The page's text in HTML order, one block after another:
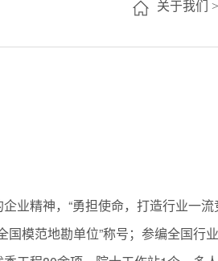
关于我们 >
业精神，“勇担使命，打造行业一
模范地勘单位”称号；参编全国行